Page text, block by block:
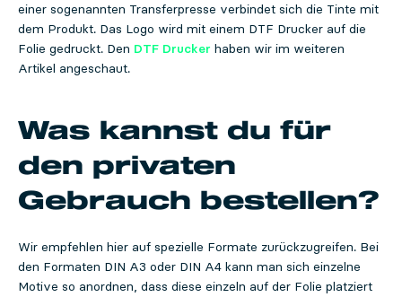
einer sogenannten Transferpresse verbindet sich die Tinte mit
dem Produkt. Das Logo wird mit einem DTF Drucker auf die
Folie gedruckt. Den DTF Drucker haben wir im weiteren
Artikel angeschaut.
Was kannst du für
den privaten
Gebrauch bestellen?
Wir empfehlen hier auf spezielle Formate zurückzugreifen. Bei
den Formaten DIN A3 oder DIN A4 kann man sich einzelne
Motive so anordnen, dass diese einzeln auf der Folie platziert